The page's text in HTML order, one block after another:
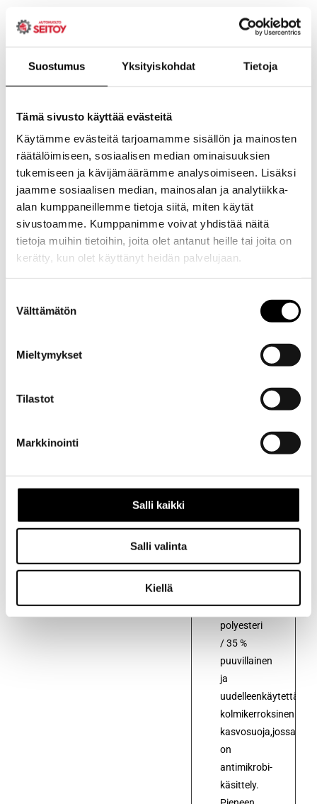
Suostumus Yksityiskohdat Tietoja
Tämä sivusto käyttää evästeitä
Käytämme evästeitä tarjoamamme sisällön ja mainosten
räätälöimiseen, sosiaalisen median ominaisuuksien
tukemiseen ja kävijämäärämme analysoimiseen. Lisäksi
jaamme sosiaalisen median, mainosalan ja analytiikka-
alan kumppaneillemme tietoja siitä, miten käytät
sivustoamme. Kumppanimme voivat yhdistää näitä
tietoja muihin tietoihin, joita olet antanut heille tai joita on
kerätty, kun olet käyttänyt heidän palvelujaan.
valinta
Välttämätön
Mieltymykset
Tilastot
Markkinointi
Salli kaikki
Salli valinta
Kiellä
65 %
polyesteri
/ 35 %
puuvillainen
ja
uudelleenkäytettävä,
kolmikerroksinen
kasvosuoja,jossa
on
antimikrobi-
käsittely.